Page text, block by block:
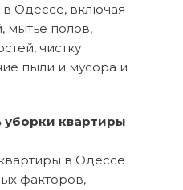
Одессе, включая
мытье полов,
чистку
пыли и мусора и
уборки квартиры
в Одессе
факторов,